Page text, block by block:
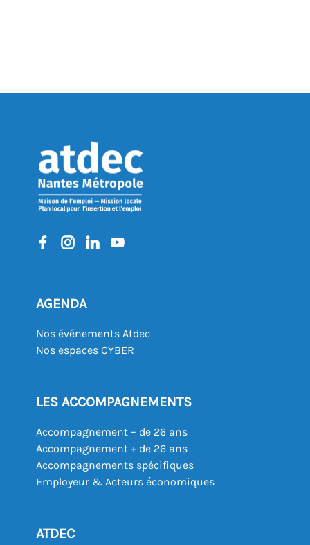
AGENDA
Nos événements Atdec
Nos espaces CYBER
LES ACCOMPAGNEMENTS
Accompagnement – de 26 ans
Accompagnement + de 26 ans
Accompagnements spécifiques
Employeur & Acteurs économiques
ATDEC